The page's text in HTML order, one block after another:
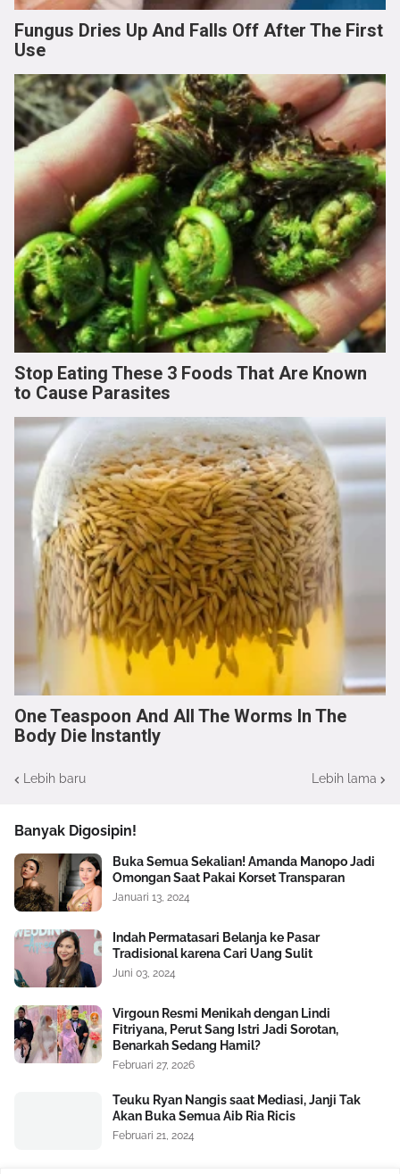
Fungus Dries Up And Falls Off After The First
Use
Stop Eating These 3 Foods That Are Known
to Cause Parasites
One Teaspoon And All The Worms In The
Body Die Instantly
Lebih baru Lebih lama
Banyak Digosipin!
Buka Semua Sekalian! Amanda Manopo Jadi
Omongan Saat Pakai Korset Transparan
Januari 13, 2024
Indah Permatasari Belanja ke Pasar
Tradisional karena Cari Uang Sulit
Juni 03, 2024
Virgoun Resmi Menikah dengan Lindi
Fitriyana, Perut Sang Istri Jadi Sorotan,
Benarkah Sedang Hamil?
Februari 27, 2026
Teuku Ryan Nangis saat Mediasi, Janji Tak
Akan Buka Semua Aib Ria Ricis
Februari 21, 2024